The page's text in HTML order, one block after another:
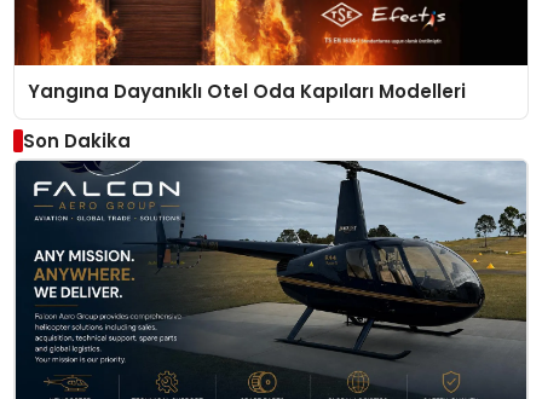
Yangına Dayanıklı Otel Oda Kapıları Modelleri
Son Dakika